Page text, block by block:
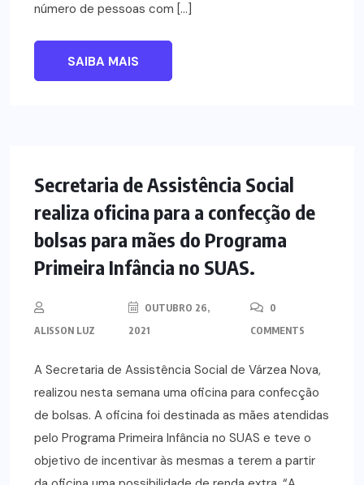
número de pessoas com […]
SAIBA MAIS
NOTÍCIAS
Secretaria de Assistência Social
realiza oficina para a confecção de
bolsas para mães do Programa
Primeira Infância no SUAS.
ALISSON LUZ
OUTUBRO 26,
2021
0
COMMENTS
A Secretaria de Assistência Social de Várzea Nova,
realizou nesta semana uma oficina para confecção
de bolsas. A oficina foi destinada as mães atendidas
pelo Programa Primeira Infância no SUAS e teve o
objetivo de incentivar às mesmas a terem a partir